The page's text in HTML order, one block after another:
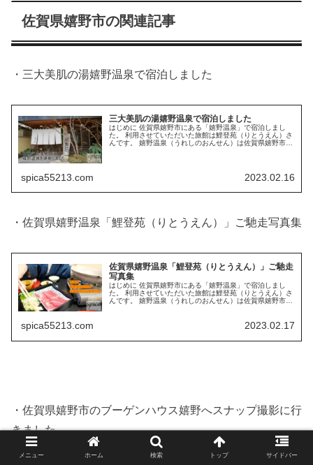
佐賀県嬉野市の関連記事
・三大美肌の湯嬉野温泉で宿泊しました
三大美肌の湯嬉野温泉で宿泊しました
はじめに 佐賀県嬉野市にある「嬉野温泉」で宿泊しまし
た。 利用させていただいた旅館は鯉登苑（りとうえん）さ
んです。 嬉野温泉（うれしのおんせん）は佐賀県嬉野市嬉
spica55213.com 2023.02.16
・佐賀県嬉野温泉「鯉登苑（りとうえん）」ご馳走写真集
佐賀県嬉野温泉「鯉登苑（りとうえん）」ご馳走
写真集
はじめに 佐賀県嬉野市にある「嬉野温泉」で宿泊しまし
た。 利用させていただいた旅館は鯉登苑（りとうえん）さ
んです。 嬉野温泉（うれしのおんせん）は佐賀県嬉野市嬉
spica55213.com 2023.02.17
・佐賀県嬉野市のブーゲンハウス嬉野へスナップ撮影に行
きました。
メニュー ホーム 検索 トップ サイドバー